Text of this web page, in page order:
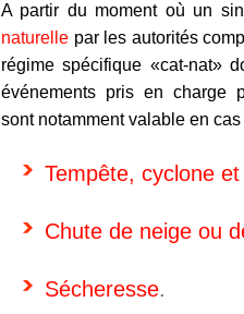
A partir du moment où un
naturelle par les autorités
régime spécifique «cat-nat»
événements pris en charge
sont notamment valable en
Tempête, cyclone
Chute de neige ou
Sécheresse.